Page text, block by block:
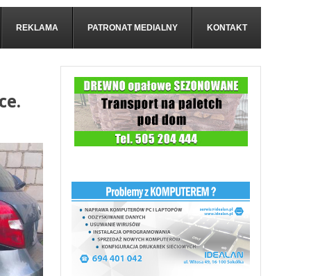
REKLAMA PATRONAT MEDIALNY KONTAKT